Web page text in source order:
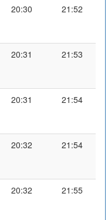
20:30 21:52
20:31 21:53
20:31 21:54
20:32 21:54
20:32 21:55